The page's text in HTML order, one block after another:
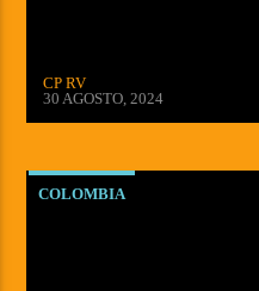
CP RV
30 AGOSTO, 2024
COLOMBIA